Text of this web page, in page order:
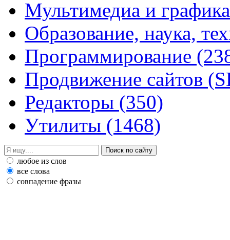
Мультимедиа и
Образование, наука,
Программирование
Продвижение сайтов
Редакторы (350)
Утилиты (1468)
любое из слов
все слова
совпадение фразы